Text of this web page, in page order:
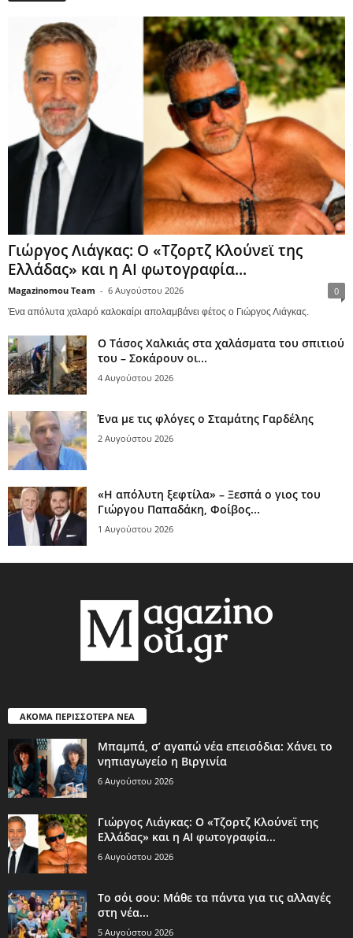
Γιώργος Λιάγκας: Ο «Τζορτζ Κλούνεϊ της
Ελλάδας» και η AI φωτογραφία...
Magazinomou Team - 6 Αυγούστου 2026 0
Ένα απόλυτα χαλαρό καλοκαίρι απολαμβάνει φέτος ο Γιώργος Λιάγκας.
Ο Τάσος Χαλκιάς στα χαλάσματα του σπιτιού
του – Σοκάρουν οι...
4 Αυγούστου 2026
Ένα με τις φλόγες ο Σταμάτης Γαρδέλης
2 Αυγούστου 2026
«Η απόλυτη ξεφτίλα» – Ξεσπά ο γιος του
Γιώργου Παπαδάκη, Φοίβος...
1 Αυγούστου 2026
ΑΚΟΜΑ ΠΕΡΙΣΣΟΤΕΡΑ ΝΕΑ
Μπαμπά, σ’ αγαπώ νέα επεισόδια: Χάνει το
νηπιαγωγείο η Βιργινία
6 Αυγούστου 2026
Γιώργος Λιάγκας: Ο «Τζορτζ Κλούνεϊ της
Ελλάδας» και η AI φωτογραφία...
6 Αυγούστου 2026
Το σόι σου: Μάθε τα πάντα για τις αλλαγές
στη νέα...
5 Αυγούστου 2026